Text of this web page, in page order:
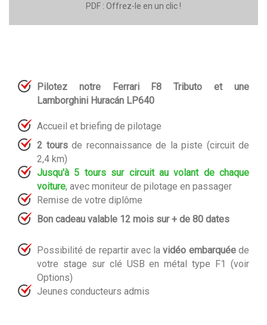
PDF : Offrez-le en un clic !
Pilotez notre Ferrari F8 Tributo et une
Lamborghini Huracán LP640
Accueil et briefing de pilotage
2 toursde reconnaissance de la piste (circuit de
2,4 km)
Jusqu'à 5 tours sur circuit au volant de chaque
voiture, avec moniteur de pilotage en passager
Remise de votre diplôme
Bon cadeau valable 12 mois sur + de 80 dates
Possibilité de repartir avec lavidéo embarquéede
votre stage sur clé USB en métal type F1 (voir
Options)
Jeunes conducteurs admis